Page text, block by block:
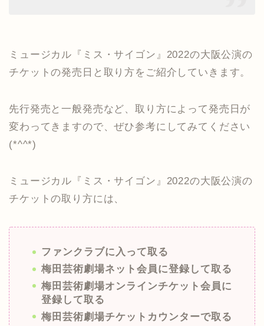
ミュージカル『ミス・サイゴン』2022の大阪公演の
チケットの発売日と取り方をご紹介していきます。
先行発売と一般発売など、取り方によって発売日が
変わってきますので、ぜひ参考にしてみてください
(*^^*)
ミュージカル『ミス・サイゴン』2022の大阪公演の
チケットの取り方には、
ファンクラブに入って取る
梅田芸術劇場ネット会員に登録して取る
梅田芸術劇場オンラインチケット会員に
登録して取る
梅田芸術劇場チケットカウンターで取る